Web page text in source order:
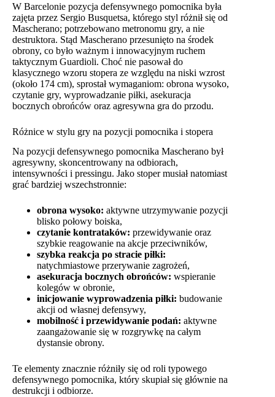
W Barcelonie pozycja defensywnego pomocnika była
zajęta przez Sergio Busquetsa, którego styl różnił się od
Mascherano; potrzebowano metronomu gry, a nie
destruktora. Stąd Mascherano przesunięto na środek
obrony, co było ważnym i innowacyjnym ruchem
taktycznym Guardioli. Choć nie pasował do
klasycznego wzoru stopera ze względu na niski wzrost
(około 174 cm), sprostał wymaganiom: obrona wysoko,
czytanie gry, wyprowadzanie piłki, asekuracja
bocznych obrońców oraz agresywna gra do przodu.
Różnice w stylu gry na pozycji pomocnika i stopera
Na pozycji defensywnego pomocnika Mascherano był
agresywny, skoncentrowany na odbiorach,
intensywności i pressingu. Jako stoper musiał natomiast
grać bardziej wszechstronnie:
obrona wysoko: aktywne utrzymywanie pozycji
blisko połowy boiska,
czytanie kontrataków: przewidywanie oraz
szybkie reagowanie na akcje przeciwników,
szybka reakcja po stracie piłki:
natychmiastowe przerywanie zagrożeń,
asekuracja bocznych obrońców: wspieranie
kolegów w obronie,
inicjowanie wyprowadzenia piłki: budowanie
akcji od własnej defensywy,
mobilność i przewidywanie podań: aktywne
zaangażowanie się w rozgrywkę na całym
dystansie obrony.
Te elementy znacznie różniły się od roli typowego
defensywnego pomocnika, który skupiał się głównie na
destrukcji i odbiorze.